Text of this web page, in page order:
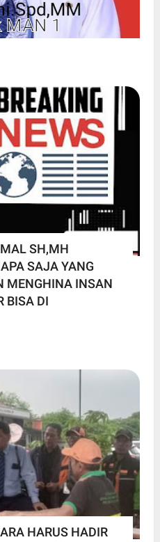
SH,MH
SAJA YANG
MENGHINA INSAN
BISA DI
HARUS HADIR